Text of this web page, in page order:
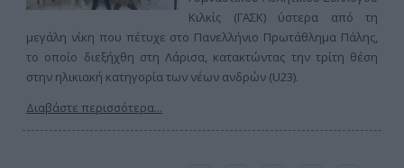
Κιλκίς (ΓΑΣΚ) ύστερα από τη
μεγάλη νίκη που πέτυχε στο Πανελλήνιο Πρωτάθλημα Πάλης,
το οποίο διεξήχθη στη Λάρισα, κατακτώντας την τρίτη θέση
στην ηλικιακή κατηγορία των νέων ανδρών (U23).
Διαβάστε περισσότερα...